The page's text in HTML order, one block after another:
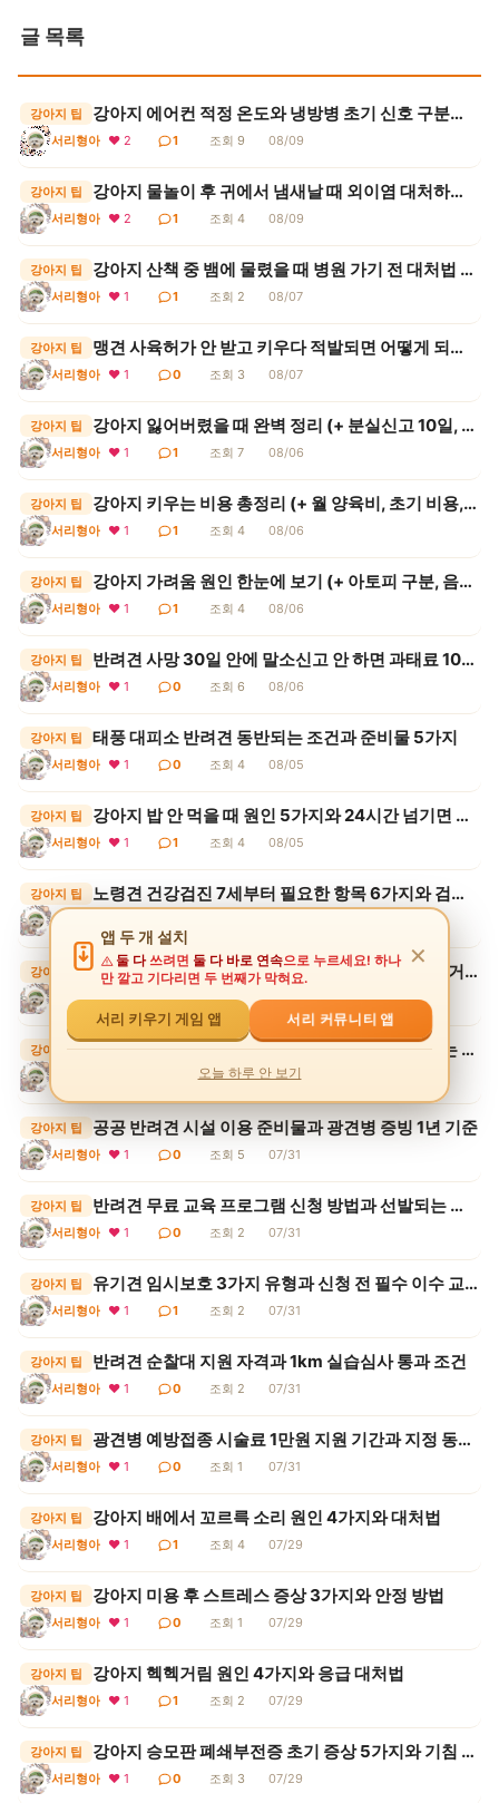
글 목록
강아지 팁 강아지 에어컨 적정 온도와 냉방병 초기 신호 구분하는 기준
서리형아 ❤ 2 1 조회 9 08/09
강아지 팁 강아지 물놀이 후 귀에서 냄새날 때 외이염 대처하는 요령
서리형아 ❤ 2 1 조회 4 08/09
강아지 팁 강아지 산책 중 뱀에 물렸을 때 병원 가기 전 대처법 (독사 구분, 절대 금지 행동, 항독소)
서리형아 ❤ 1 1 조회 2 08/07
강아지 팁 맹견 사육허가 안 받고 키우다 적발되면 어떻게 되는지 (기질평가 비용, 신청 요건, 벌금 기준)
서리형아 ❤ 1 0 조회 3 08/07
강아지 팁 강아지 잃어버렸을 때 완벽 정리 (+ 분실신고 10일, 보호소 공고, 인식표, 반환 절차)
서리형아 ❤ 1 1 조회 7 08/06
강아지 팁 강아지 키우는 비용 총정리 (+ 월 양육비, 초기 비용, 병원비, 1년 총액 계산)
서리형아 ❤ 1 1 조회 4 08/06
강아지 팁 강아지 가려움 원인 한눈에 보기 (+ 아토피 구분, 음식 알레르기, 제한식이 8주, 병원 갈 시점)
서리형아 ❤ 1 1 조회 4 08/06
강아지 팁 반려견 사망 30일 안에 말소신고 안 하면 과태료 10만원
서리형아 ❤ 1 0 조회 6 08/06
강아지 팁 태풍 대피소 반려견 동반되는 조건과 준비물 5가지
서리형아 ❤ 1 0 조회 4 08/05
강아지 팁 강아지 밥 안 먹을 때 원인 5가지와 24시간 넘기면 안 되는 이유
서리형아 ❤ 1 1 조회 4 08/05
강아지 팁 노령견 건강검진 7세부터 필요한 항목 6가지와 검사 주기
서리형아
강아지 팁 추석 연휴 애견호텔 예약 전 확인할 5가지와 위탁 거부 사유
서리형아 ❤ 1 0 조회 1 08/05
강아지 팁 개물림 사고 치료비 청구 3단계와 견주가 책임지는 범위
조회 2 08/05
강아지 팁 공공 반려견 시설 이용 준비물과 광견병 증빙 1년 기준
서리형아 ❤ 1 0 조회 5 07/31
강아지 팁 반려견 무료 교육 프로그램 신청 방법과 선발되는 순서
서리형아 ❤ 1 0 조회 2 07/31
강아지 팁 유기견 임시보호 3가지 유형과 신청 전 필수 이수 교육 조건
서리형아 ❤ 1 1 조회 2 07/31
강아지 팁 반려견 순찰대 지원 자격과 1km 실습심사 통과 조건
서리형아 ❤ 1 0 조회 2 07/31
강아지 팁 광견병 예방접종 시술료 1만원 지원 기간과 지정 동물병원
서리형아 ❤ 1 0 조회 1 07/31
강아지 팁 강아지 배에서 꼬르륵 소리 원인 4가지와 대처법
서리형아 ❤ 1 1 조회 4 07/29
강아지 팁 강아지 미용 후 스트레스 증상 3가지와 안정 방법
서리형아 ❤ 1 0 조회 1 07/29
강아지 팁 강아지 헥헥거림 원인 4가지와 응급 대처법
서리형아 ❤ 1 1 조회 2 07/29
강아지 팁 강아지 승모판 폐쇄부전증 초기 증상 5가지와 기침 구분법
서리형아 ❤ 1 0 조회 3 07/29
앱 두 개 설치
둘 다쓰려면 둘 다 바로 연속으로 누르세요! 하나
만 깔고 기다리면 두 번째가 막혀요.
✕
서리 키우기 게임 앱 서리 커뮤니티 앱
오늘 하루 안 보기